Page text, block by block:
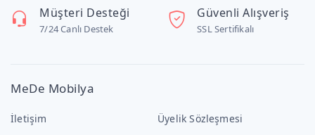
Müşteri Desteği
7/24 Canlı Destek
Güvenli Alışveriş
SSL Sertifikalı
MeDe Mobilya
İletişim
Üyelik Sözleşmesi